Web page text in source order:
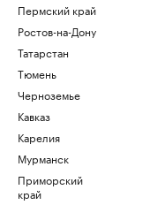
Пермский край
Ростов-на-Дону
Татарстан
Тюмень
Черноземье
Кавказ
Карелия
Мурманск
Приморский
край